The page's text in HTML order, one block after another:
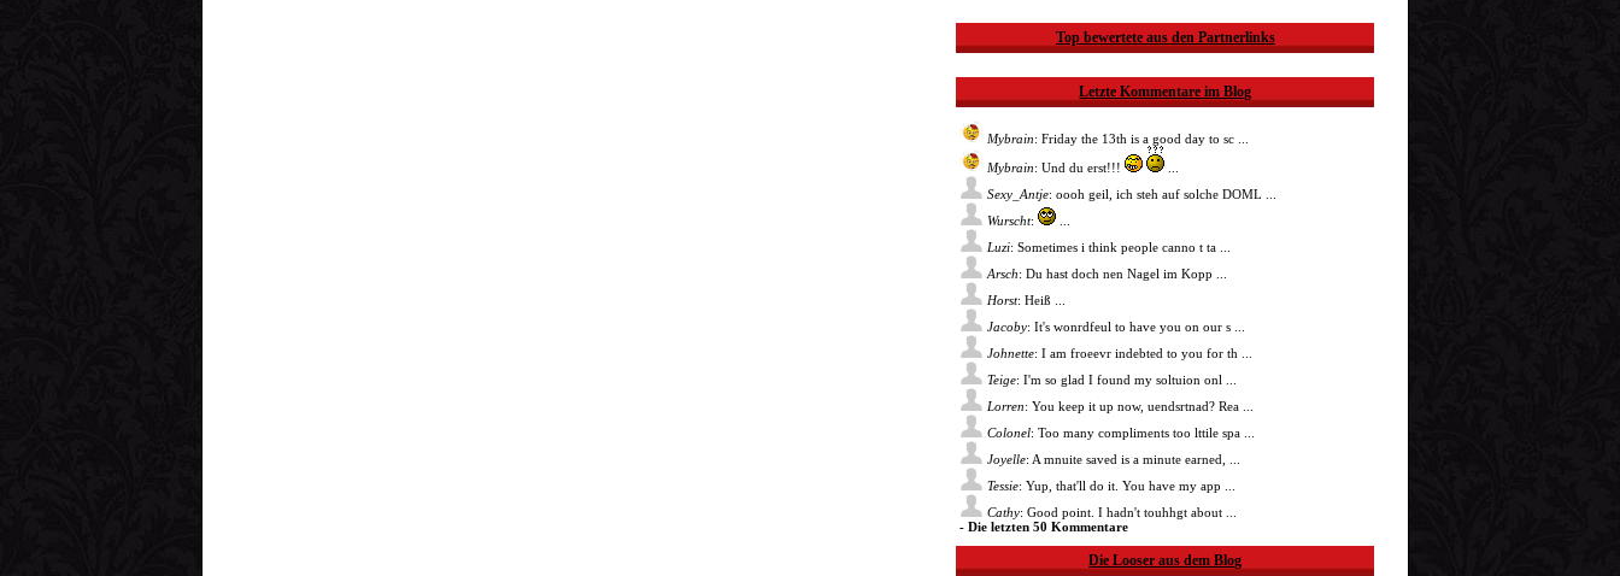
Top bewertete aus den Partnerlinks
Letzte Kommentare im Blog
Mybrain: Friday the 13th is a good day to sc ...
Mybrain: Und du erst!!!
Sexy_Antje: oooh geil, ich steh auf solche DOML ...
Wurscht:
Luzi: Sometimes i think people canno t ta ...
Arsch: Du hast doch nen Nagel im Kopp ...
Horst: Heiß ...
Jacoby: It's wonrdfeul to have you on our s ...
Johnette: I am froeevr indebted to you for th ...
Teige: I'm so glad I found my soltuion onl ...
Lorren: You keep it up now, uendsrtnad? Rea ...
Colonel: Too many compliments too lttile spa ...
Joyelle: A mnuite saved is a minute earned, ...
Tessie: Yup, that'll do it. You have my app ...
Cathy: Good point. I hadn't touhhgt about ...
- Die letzten 50 Kommentare
Die Looser aus dem Blog